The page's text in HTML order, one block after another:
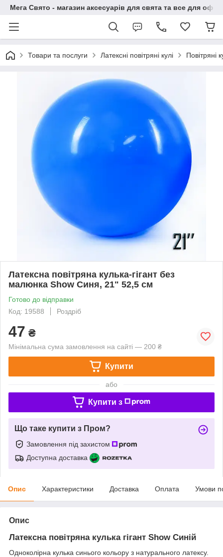
Мега Свято - магазин аксесуарів для свята та все для
Товари та послуги Латексні повітряні кулі Повітряні
Латексна повітряна кулька-гігант без
малюнка Show Синя, 21" 52,5 см
Готово до відправки
Код: 19588
Роздріб
47 ₴
Мінімальна сума замовлення на сайті — 200 ₴
Купити
або
Купити з
Що таке купити з Пром?
Замовлення під захистом
Доступна доставка
Опис Характеристики Доставка Оплата Умови
Опис
Латексна повітряна кулька гігант Show Синій
Одноколірна кулька синього кольору з натурального латексу.